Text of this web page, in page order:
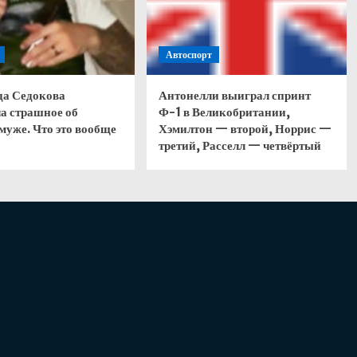
Седокова
страшное об
Что это вообще
Автоспорт
Антонелли выиграл спринт
Ф-1 в Великобритании,
Хэмилтон — второй, Норрис —
третий, Расселл — четвёртый